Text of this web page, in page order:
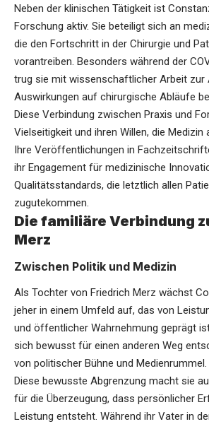
Neben der klinischen Tätigkeit ist
Forschung aktiv. Sie beteiligt sich an
die den Fortschritt in der Chirurgie und
vorantreiben. Besonders während der
trug sie mit wissenschaftlicher Arbeit zur
Auswirkungen auf chirurgische Abläufe
Diese Verbindung zwischen Praxis und
Vielseitigkeit und ihren Willen, die Medizin
Ihre Veröffentlichungen in
ihr Engagement für medizinische
Qualitätsstandards, die letztlich allen
zugutekommen.
Die familiäre Verbindung
Merz
Zwischen Politik und Medizin
Als Tochter von Friedrich Merz wächst
jeher in einem Umfeld auf, das von
und öffentlicher Wahrnehmung geprägt
sich bewusst für einen anderen Weg
von politischer Bühne und Medienrummel.
Diese bewusste Abgrenzung macht sie
für die Überzeugung, dass persönlicher
Leistung entsteht. Während ihr Vater in